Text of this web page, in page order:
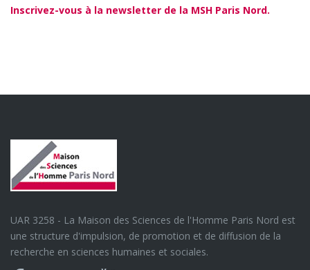
Inscrivez-vous à la newsletter de la MSH Paris Nord.
UAR 3258 - La Maison des Sciences de l'Homme Paris Nord est
une structure d'impulsion, de promotion et de diffusion de la
recherche en sciences humaines et sociales.